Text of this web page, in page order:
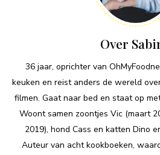
Over
36 jaar, oprichter van
keuken en reist anders de wereld
filmen. Gaat naar bed en staat op
Woont samen zoontjes Vic (maart
2019), hond Cass en katten Dino
Auteur van acht kookboeken,